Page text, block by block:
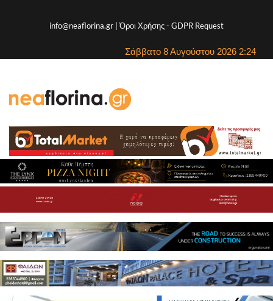
info@neaflorina.gr |Όροι Χρήσης- GDPR Request
Σάββατο 8 Αυγούστου 2026 2:24